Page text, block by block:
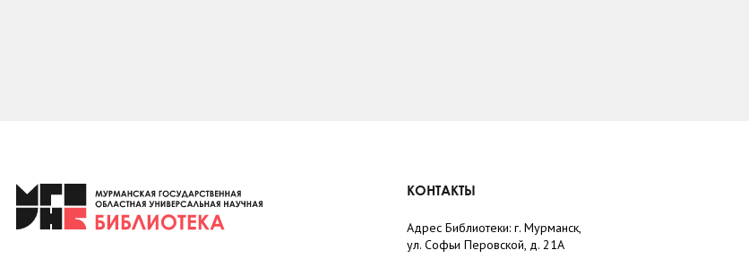
КОНТАКТЫ
Адрес Библиотеки: г. Мурманск,
ул. Софьи Перовской, д. 21А